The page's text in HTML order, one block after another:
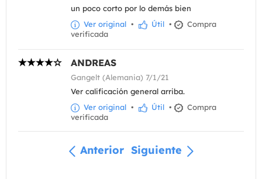
un poco corto por lo demás bien
Ver original • Útil •
Compra
verificada
ANDREAS
Gangelt (Alemania) 7/1/21
Ver calificación general arriba.
Ver original • Útil •
Compra
verificada
Anterior Siguiente